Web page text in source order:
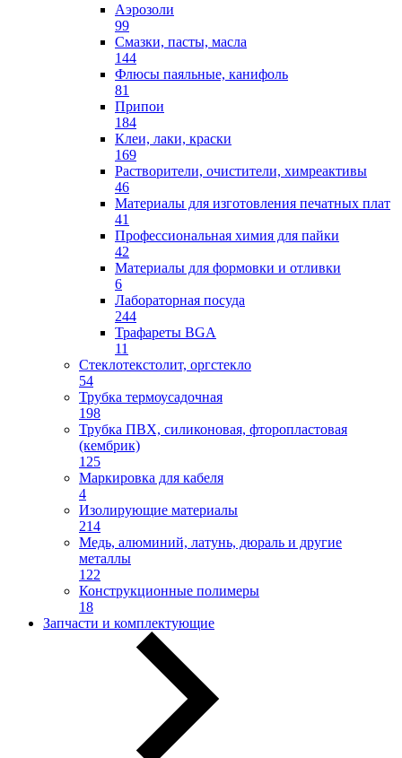
Аэрозоли
99
Смазки, пасты, масла
144
Флюсы паяльные, канифоль
81
Припои
184
Клеи, лаки, краски
169
Растворители, очистители, химреактивы
46
Материалы для изготовления печатных плат
41
Профессиональная химия для пайки
42
Материалы для формовки и отливки
6
Лабораторная посуда
244
Трафареты BGA
11
Стеклотекстолит, оргстекло
54
Трубка термоусадочная
198
Трубка ПВХ, силиконовая, фторопластовая
(кембрик)
125
Маркировка для кабеля
4
Изолирующие материалы
214
Медь, алюминий, латунь, дюраль и другие
металлы
122
Конструкционные полимеры
18
Запчасти и комплектующие